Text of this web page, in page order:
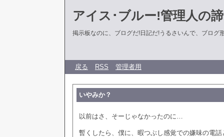
アイス･ブルー!管理人の
掲示板なのに、ブログだ!日記だ!うるさいんで、ブログ
戻る RSS 管理者用
いやみか？
以前はさ、そーじゃなかったのに…
暫くしたら、僕に、暇つぶし感覚での嫌味の電